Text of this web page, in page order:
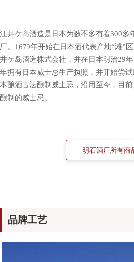
江井ケ岛酒造是日本为数不多有着300多
厂。1679年开始在日本酒代表产地“滩”
井ケ岛酒造株式会社，并在日本明治29
年拥有日本威士忌生产执照，并开始尝
本酿酒古法酿制威士忌，沿用至今，目
酿制的威士忌。
品牌工艺